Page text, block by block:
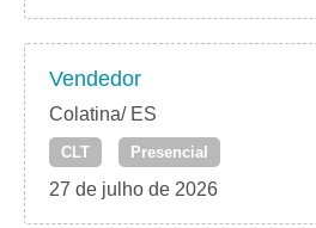
Vendedor
Colatina/ ES
CLT Presencial
27 de julho de 2026